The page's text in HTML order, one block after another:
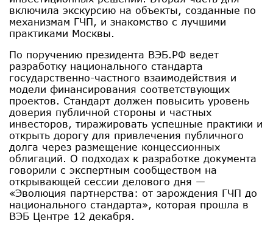
включила экскурсию на объекты, созданные по
механизмам ГЧП, и знакомство с лучшими
практиками Москвы.
По поручению президента ВЭБ.РФ ведет
разработку национального стандарта
государственно-частного взаимодействия и
модели финансирования соответствующих
проектов. Стандарт должен повысить уровень
доверия публичной стороны и частных
инвесторов, тиражировать успешные практики и
открыть дорогу для привлечения публичного
долга через размещение концессионных
облигаций. О подходах к разработке документа
говорили с экспертным сообществом на
открывающей сессии делового дня —
«Эволюция партнерства: от зарождения ГЧП до
национального стандарта», которая прошла в
ВЭБ Центре 12 декабря.